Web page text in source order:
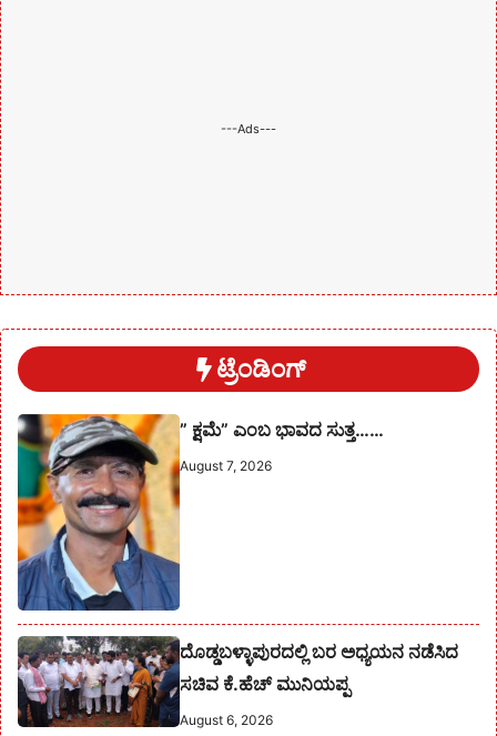
---Ads---
ಟ್ರೆಂಡಿಂಗ್
” ಕ್ಷಮೆ” ಎಂಬ ಭಾವದ ಸುತ್ತ……
August 7, 2026
ದೊಡ್ಡಬಳ್ಳಾಪುರದಲ್ಲಿ ಬರ ಅಧ್ಯಯನ ನಡೆಸಿದ
ಸಚಿವ ಕೆ.ಹೆಚ್ ಮುನಿಯಪ್ಪ
August 6, 2026